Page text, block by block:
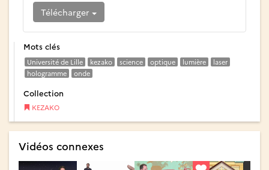
Télécharger
Mots clés
Université de Lille kezako science optique lumière
laser
hologramme
onde
Collection
KEZAKO
Vidéos connexes